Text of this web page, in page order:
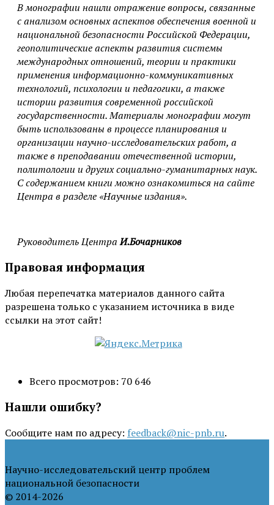
В монографии нашли отражение вопросы, связанные
с анализом основных аспектов обеспечения военной и
национальной безопасности Российской Федерации,
геополитические аспекты развития системы
международных отношений, теории и практики
применения информационно-коммуникативных
технологий, психологии и педагогики, а также
истории развития современной российской
государственности. Материалы монографии могут
быть использованы в процессе планирования и
организации научно-исследовательских работ, а
также в преподавании отечественной истории,
политологии и других социально-гуманитарных наук.
С содержанием книги можно ознакомиться на сайте
Центра в разделе «Научные издания».
Руководитель ЦентраИ.Бочарников
Правовая информация
Любая перепечатка материалов данного сайта
разрешена только с указанием источника в виде
ссылки на этот сайт!
Всего просмотров: 70 646
Нашли ошибку?
Сообщите нам по адресу: feedback@nic-pnb.ru.
Научно-исследовательский центр проблем
национальной безопасности
© 2014-2026